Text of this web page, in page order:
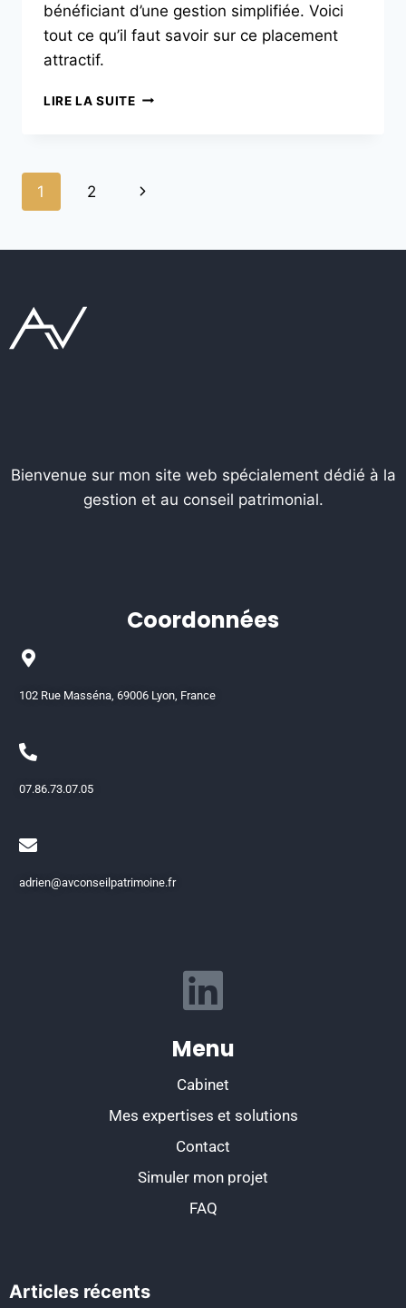
bénéficiant d’une gestion simplifiée. Voici
tout ce qu’il faut savoir sur ce placement
attractif.
LIRE LA SUITE
1 2
Bienvenue sur mon site web spécialement dédié à la
gestion et au conseil patrimonial.
Coordonnées
102 Rue Masséna, 69006 Lyon, France
07.86.73.07.05
adrien@avconseilpatrimoine.fr
Menu
Cabinet
Mes expertises et solutions
Contact
Simuler mon projet
FAQ
Articles récents